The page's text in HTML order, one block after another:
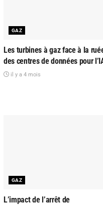
GAZ
Les turbines à gaz face à la
des centres de données pour
il y a 4 mois
GAZ
L’impact de l’arrêt de